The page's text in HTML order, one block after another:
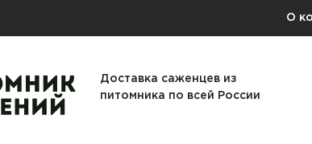
О
Доставка саженцев из
питомника по всей России